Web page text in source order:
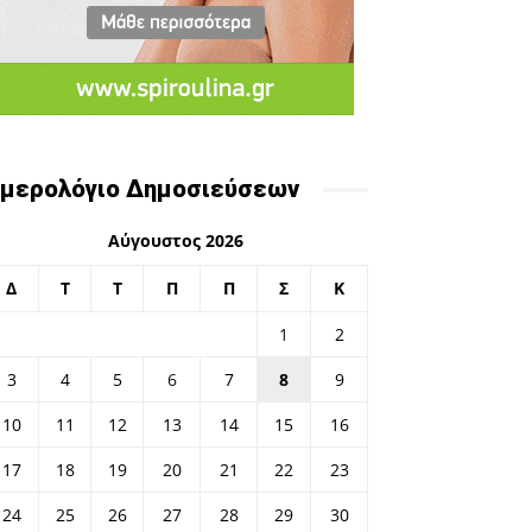
Δημοσιεύσεων
Αύγουστος 2026
Δ Τ Τ Π Π Σ Κ
1
2
3
4 5 6 7 8
9
10
11 12 13 14 15
16
17
18 19 20 21 22
23
24
25 26 27 28 29 30